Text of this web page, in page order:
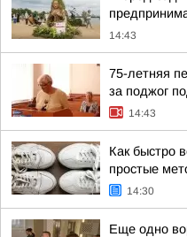
14:43
75-летняя
за поджог
14:43
Как быстро
простые
14:30
Еще одно